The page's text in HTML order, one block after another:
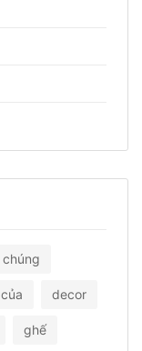
chúng
của decor
ghế